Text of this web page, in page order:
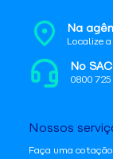
Na
Localize
No SAC
0800
Nossos
Faça uma cotação